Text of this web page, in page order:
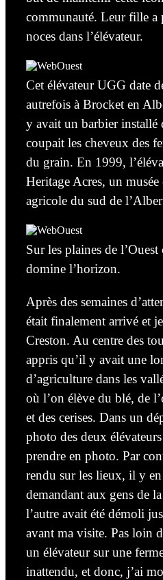
communauté. Leur fille a
noces dans l’élévateur.
Cet élévateur UGG date
autrefois à Brocket en
y avait un barbier installé
coupait les cheveux des
du grain. En 1999,
Heritage Acres, un
agricole du sud de
Sur les plaines de
domine l’horizon.
Après des semaines
était finalement arrivé et
Creston. Au centre des
appris qu’il y avait une
d’agriculture dans les
où l’on élève du blé, de
et des cerises. Dans un
photo des deux
prendre en photo. Par
rendu sur les lieux, il y
demandant aux gens de
l’autre avait été démoli
avant ma visite. Pas loin
un élévateur sur une
inattendu, et donc, j’ai